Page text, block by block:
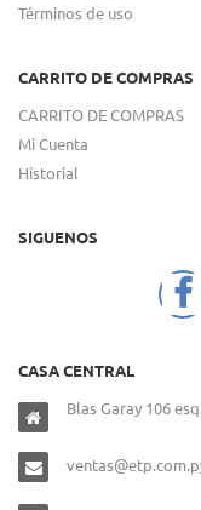
Términos de uso
CARRITO DE COMPRAS
CARRITO DE COMPRAS
Mi Cuenta
Historial
SIGUENOS
CASA CENTRAL
Blas Garay 106